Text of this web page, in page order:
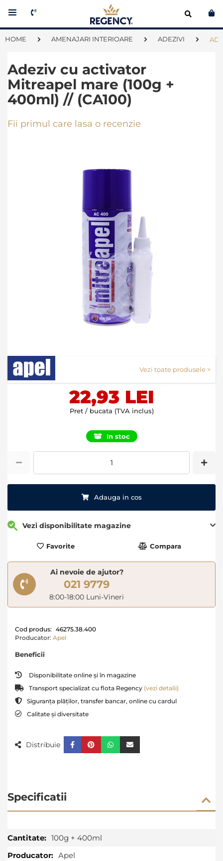
HOME AMENAJARI INTERIOARE ADEZIVI
Skip
to
the
Vezi toate produsele >
Adeziv cu activator
Mitreapel mare (100g +
400ml) // (CA100)
Fii primul care lasa o recenzie
22,93 LEI
Pret / bucata (TVA inclus)
In stoc
Adauga in cos
Vezi disponibilitate magazine
Favorite Compara
Ai nevoie de ajutor?
021 9779
8:00-18:00 Luni-Vineri
Cod produs: 46275.38.400
Producator: Apel
Beneficii
Disponibilitate online și în magazine
Transport specializat cu flota Regency (vezi detalii)
Siguranța plăților, transfer bancar, online cu cardul
Calitate și diversitate
Distribuie
Specificatii
Specificatii
100g + 400ml
Apel